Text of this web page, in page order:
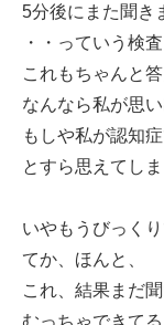
5分後にまた聞き
・・っていう検査
これもちゃんと
なんなら私が思
もしや私が認知
とすら思えてし
いやもうびっくり
てか、ほんと、
これ、結果まだ